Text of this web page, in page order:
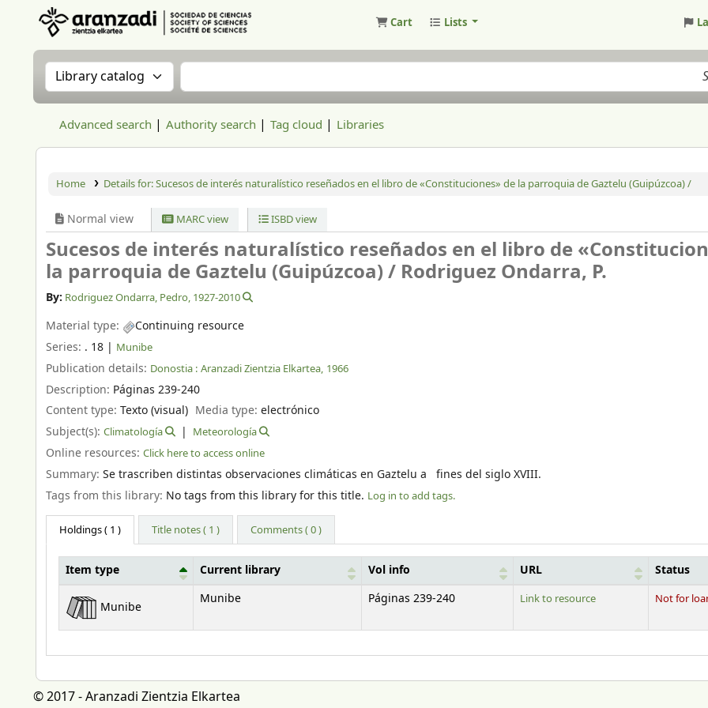
Cart Lists
Search the catalog by:Search the catalog
Advanced search Authority search Tag cloud Libraries
Home Details for:Sucesos de interés naturalístico reseñados en el libro de «Constituciones» de la parroquia de Gaztelu (Guipúzcoa) /
Normal view MARC view ISBD view
Sucesos de interés naturalístico reseñados en el libro de
la parroquia de Gaztelu (Guipúzcoa) / Rodriguez Ondarra, P.
By: Rodriguez Ondarra, Pedro, 1927-2010
Material type:
Continuing resource
Series: . 18 | Munibe
Publication details: Donostia : Aranzadi Zientzia Elkartea, 1966
Description: Páginas 239-240
Content type: Texto (visual) Media type:electrónico
Subject(s): Climatología Meteorología
Online resources: Click here to access online
Summary: Se trascriben distintas observaciones climáticas en Gaztelu a fines del siglo XVIII.
Tags from this library: No tags from this library for this title. Log in to add tags.
Holdings( 1 ) Title notes ( 1 ) Comments ( 0 )
Holdings
Item type Current library Vol info URL Status
Munibe
Munibe Páginas 239-240 Link to resource Not for
© 2017 - Aranzadi Zientzia Elkartea